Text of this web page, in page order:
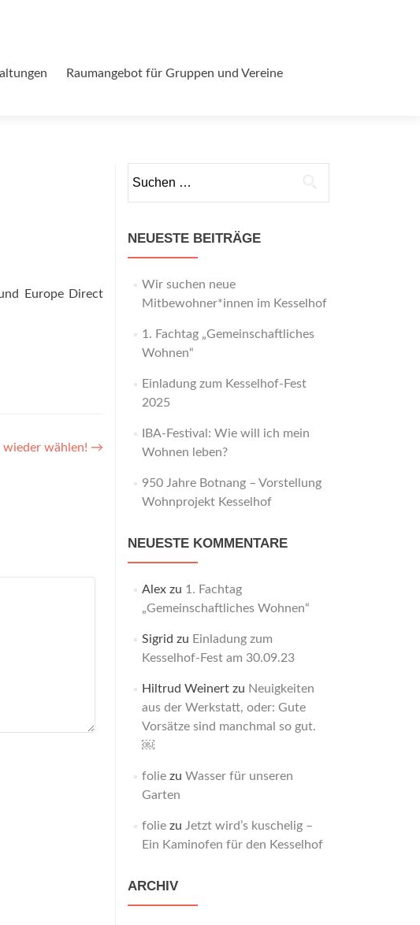
Raumangebot für Gruppen und Vereine
Europe Direct
wieder wählen! →
nach:
NEUESTE BEITRÄGE
Wir suchen neue
Mitbewohner*innen im Kesselhof
1. Fachtag „Gemeinschaftliches
Wohnen“
Einladung zum Kesselhof-Fest
2025
IBA-Festival: Wie will ich mein
Wohnen leben?
950 Jahre Botnang – Vorstellung
Wohnprojekt Kesselhof
NEUESTE KOMMENTARE
Alexzu 1. Fachtag
„Gemeinschaftliches Wohnen“
Sigrid zu Einladung zum
Kesselhof-Fest am 30.09.23
Hiltrud Weinertzu Neuigkeiten
aus der Werkstatt, oder: Gute
Vorsätze sind manchmal so gut.
￼
foliezu Wasser für unseren
Garten
foliezu Jetzt wird’s kuschelig –
Ein Kaminofen für den Kesselhof
ARCHIV